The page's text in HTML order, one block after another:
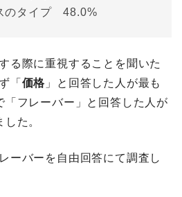
のタイプ 48.0%
る際に重視することを聞いた
「 価格 」と回答した人が最も
「フレーバー」と回答した人が
た。
ーバーを自由回答にて調査し